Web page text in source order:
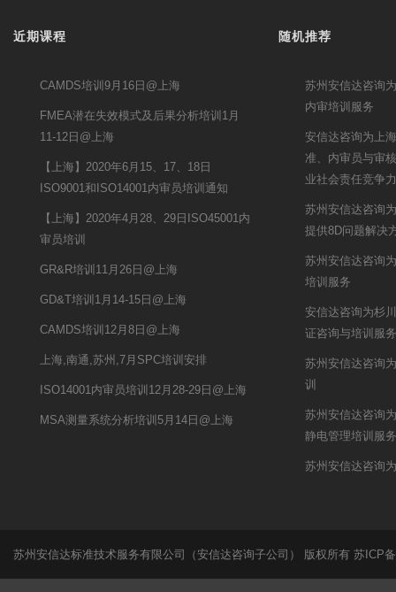
近期课程
CAMDS培训9月16日@上海
FMEA潜在失效模式及后果分析培训1月
11-12日@上海
【上海】2020年6月15、17、18日
ISO9001和ISO14001内审员培训通知
【上海】2020年4月28、29日ISO45001内
审员培训
GR&R培训11月26日@上海
GD&T培训1月14-15日@上海
CAMDS培训12月8日@上海
上海,南通,苏州,7月SPC培训安排
ISO14001内审员培训12月28-29日@上海
MSA测量系统分析培训5月14日@上海
随机推荐
苏州安信达咨询
内审培训服务
安信达咨询为上
准、内审员与审
业社会责任竞争力
苏州安信达咨询
提供8D问题解决
苏州安信达咨询
培训服务
安信达咨询为杉
证咨询与培训服务
苏州安信达咨询
训
苏州安信达咨询
静电管理培训服务
苏州安信达咨询
苏州安信达标准技术服务有限公司（安信达咨询子公司） 版权所有 苏ICP